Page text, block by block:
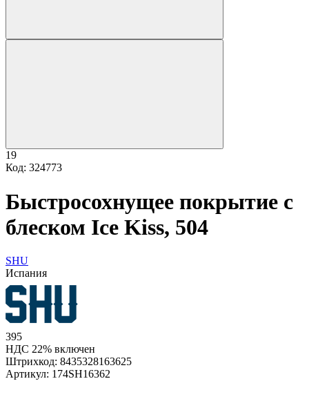
19
Код: 324773
Быстросохнущее покрытие с
блеском Ice Kiss, 504
SHU
Испания
395
НДС 22% включен
Штрихкод: 8435328163625
Артикул: 174SH16362